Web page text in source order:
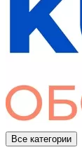
Все категории